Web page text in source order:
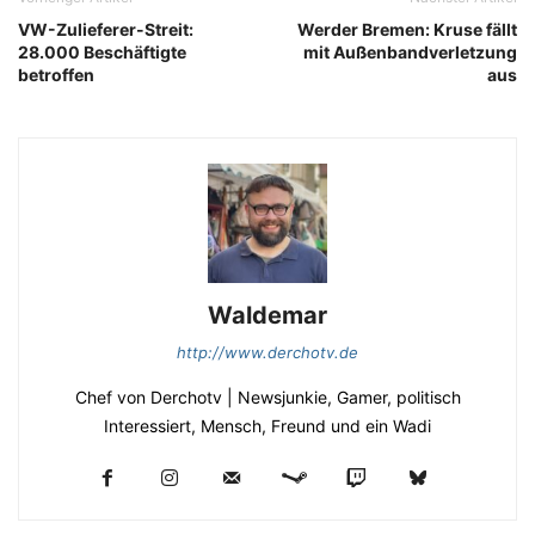
VW-Zulieferer-Streit:
28.000 Beschäftigte
betroffen
Werder Bremen: Kruse fällt
mit Außenbandverletzung
aus
Waldemar
http://www.derchotv.de
Chef von Derchotv | Newsjunkie, Gamer, politisch
Interessiert, Mensch, Freund und ein Wadi